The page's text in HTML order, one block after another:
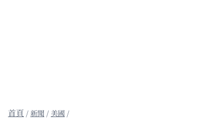
/新聞 / 美國 /